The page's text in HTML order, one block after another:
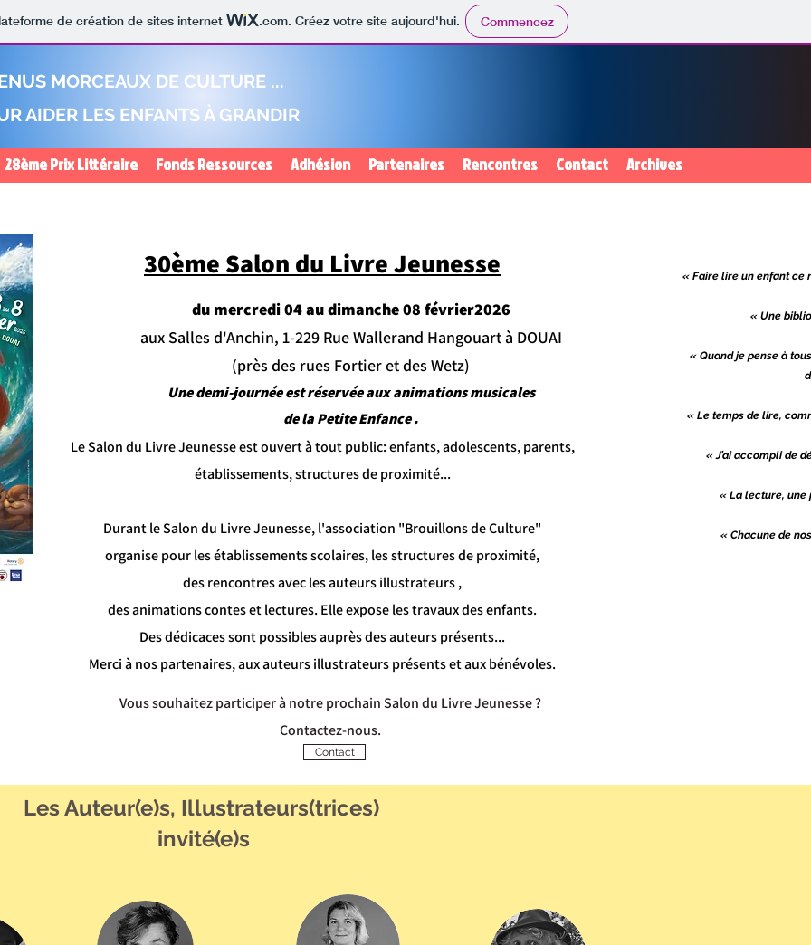
de création de sites internet .com. Créez votre site aujourd'hui. Commencez
28ème Prix Littéraire Fonds Ressources Adhésion Partenaires Rencontres Contact Archives
MORCEAUX DE CULTURE ...
AIDER LES ENFANTS À GRANDIR
30ème Salon du Livre Jeunesse
du mercredi 04 au dimanche 08 février2026
aux Salles d'Anchin, 1-229 Rue Wallerand Hangouart à DOUAI
(près des rues Fortier et des Wetz)
Une demi-journée est réservée aux animations musicales
de la Petite Enfance .
Le Salon du Livre Jeunesse est ouvert à tout public: enfants, adolescents, parents,
établissements, structures de proximité...
Durant le Salon du Livre Jeunesse, l'association "Brouillons de Culture"
organise pour les établissements scolaires, les structures de proximité,
des rencontres avec les auteurs illustrateurs ,
des animations contes et lectures. Elle expose les travaux des enfants.
Des dédicaces sont possibles auprès des auteurs présents...
Merci à nos partenaires, aux auteurs illustrateurs présents et aux bénévoles.
Vous souhaitez participer à notre prochain Salon du Livre Jeunesse ?
Contactez-nous.
Contact
« Faire lire un enfant ce
« Une
« Quand je pense à
« Le temps de lire,
« J’ai accompli de
« La lecture, une
« Chacune de
Les Auteur(e)s, Illustrateurs(trices)
invité(e)s